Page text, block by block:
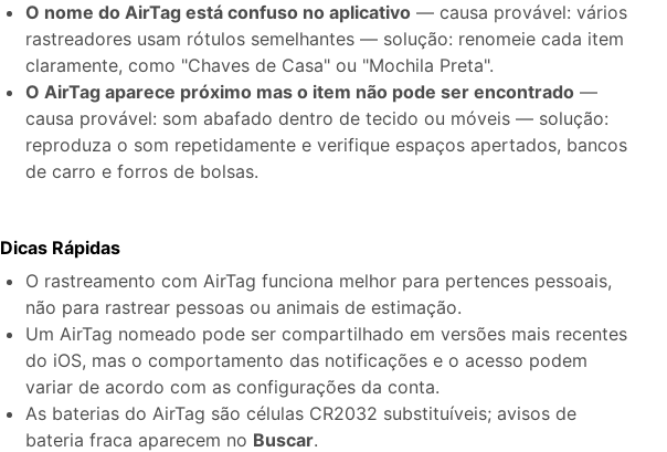
O nome do AirTag está confuso no aplicativo — causa provável: vários
rastreadores usam rótulos semelhantes — solução: renomeie cada item
claramente, como "Chaves de Casa" ou "Mochila Preta".
O AirTag aparece próximo mas o item não pode ser encontrado —
causa provável: som abafado dentro de tecido ou móveis — solução:
reproduza o som repetidamente e verifique espaços apertados, bancos
de carro e forros de bolsas.
Dicas Rápidas
O rastreamento com AirTag funciona melhor para pertences pessoais,
não para rastrear pessoas ou animais de estimação.
Um AirTag nomeado pode ser compartilhado em versões mais recentes
do iOS, mas o comportamento das notificações e o acesso podem
variar de acordo com as configurações da conta.
As baterias do AirTag são células CR2032 substituíveis; avisos de
bateria fraca aparecem no Buscar.